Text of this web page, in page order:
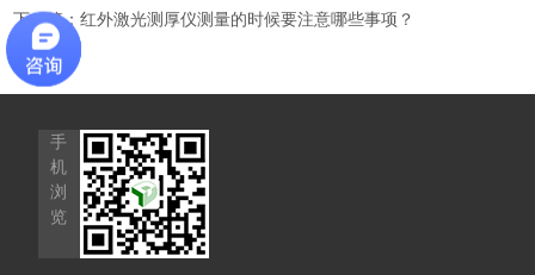
下一篇：红外激光测厚仪测量的时候要注意哪些事项？
手
机
浏
览